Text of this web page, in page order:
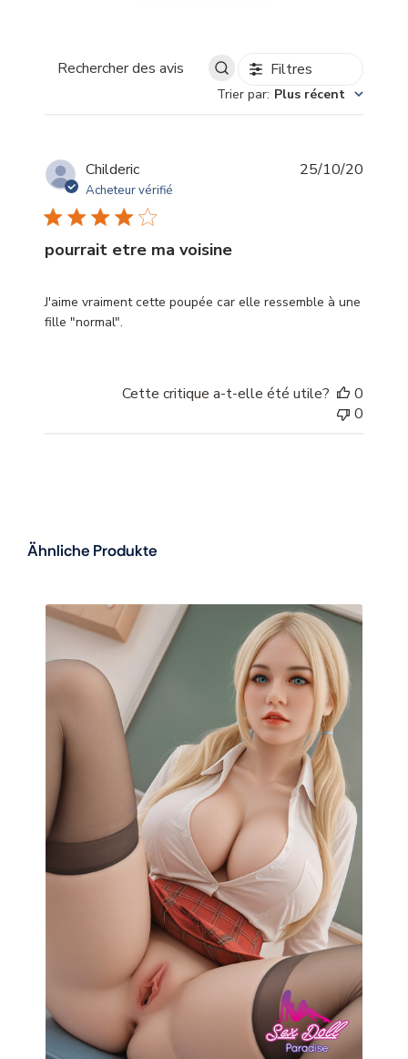
Rechercher
Filtres
Trier par: Plus récent
Childeric
Acheteur vérifié
pourrait etre ma voisine
J'aime vraiment cette poupée car elle ressemble à une
fille "normal".
Date
25/10/20
Cette critique a-t-elle été utile?
0
0
Ähnliche Produkte